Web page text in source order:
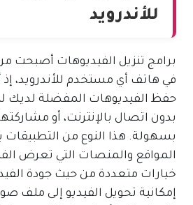
للأندرويد
برامج تنزيل الفيديوهات أصبحت
في هاتف أي مستخدم للأندرويد، إذ
حفظ الفيديوهات المفضلة لديك
بدون اتصال بالإنترنت، أو
بسهولة. هذا النوع من التطبيقات
المواقع والمنصات التي تعرض
خيارات متعددة من حيث جودة
إمكانية تحويل الفيديو إلى ملف